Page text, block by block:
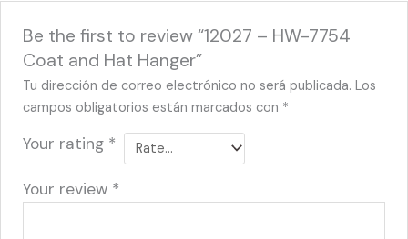
Be the first to review “12027 – HW-7754
Coat and Hat Hanger”
Tu dirección de correo electrónico no será publicada. Los
campos obligatorios están marcados con *
Your rating *
Your review *